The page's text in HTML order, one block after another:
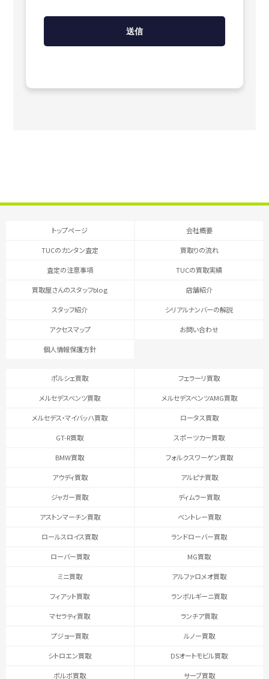
トップページ 会社概要
TUCのカンタン査定 買取りの流れ
査定の注意事項 TUCの買取実績
買取屋さんのスタッフblog 店舗紹介
スタッフ紹介 シリアルナンバーの解説
アクセスマップ お問い合わせ
個人情報保護方針
ポルシェ買取 フェラーリ買取
メルセデスベンツ買取 メルセデスベンツAMG買取
メルセデス・マイバッハ買取 ロータス買取
GT-R買取 スポーツカー買取
BMW買取 フォルクスワーゲン買取
アウディ買取 アルピナ買取
ジャガー買取 ディムラー買取
アストンマーチン買取 ベントレー買取
ロールスロイス買取 ランドローバー買取
ローバー買取 MG買取
ミニ買取 アルファロメオ買取
フィアット買取 ランボルギーニ買取
マセラティ買取 ランチア買取
プジョー買取 ルノー買取
シトロエン買取 DSオートモビル買取
ボルボ買取 サーブ買取